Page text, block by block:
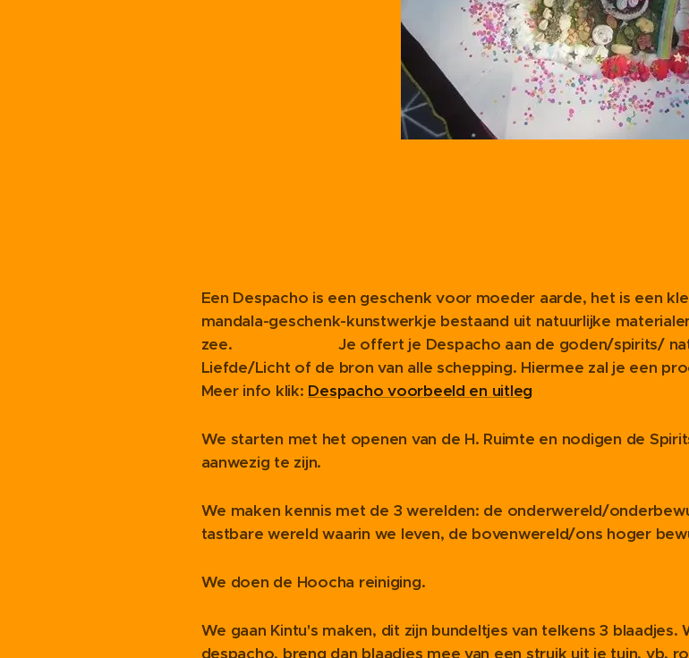
Een Despacho is een geschenk voor moeder aarde, het is een
mandala-geschenk-kunstwerkje bestaand uit natuurlijke
zee.Je offert je Despacho aan de goden/spirits/
Liefde/Licht of de bron van alle schepping. Hiermee zal je een
Meer info klik: Despacho voorbeeld en uitleg
We starten met het openen van de H. Ruimte en nodigen de
aanwezig te zijn.
We maken kennis met de 3 werelden: de onderwereld/
tastbare wereld waarin we leven, de bovenwereld/ons hoger
We doen de Hoocha reiniging.
We gaan Kintu's maken, dit zijn bundeltjes van telkens 3
despacho, breng dan blaadjes mee van een struik uit je tuin, vb.